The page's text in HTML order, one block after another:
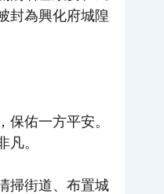
封為興化府城隍
佑一方平安。
。
掃街道、布置城